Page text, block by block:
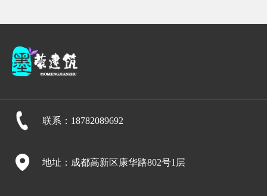
联系：18782089692
地址：成都高新区康华路802号1层